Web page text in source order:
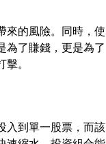
來的風險。同時，使
為了賺錢，更是為了
入到單一股票，而該